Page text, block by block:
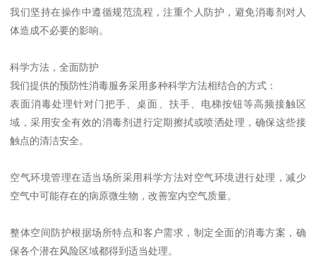
我们坚持在操作中遵循规范流程，注重个人防护，避免消毒剂对人
体造成不必要的影响。
科学方法，全面防护
我们提供的预防性消毒服务采用多种科学方法相结合的方式：
表面消毒处理针对门把手、桌面、扶手、电梯按钮等高频接触区
域，采用安全有效的消毒剂进行定期擦拭或喷洒处理，确保这些接
触点的清洁安全。
空气环境管理在适当场所采用科学方法对空气环境进行处理，减少
空气中可能存在的病原微生物，改善室内空气质量。
整体空间防护根据场所特点和客户需求，制定全面的消毒方案，确
保各个潜在风险区域都得到适当处理。